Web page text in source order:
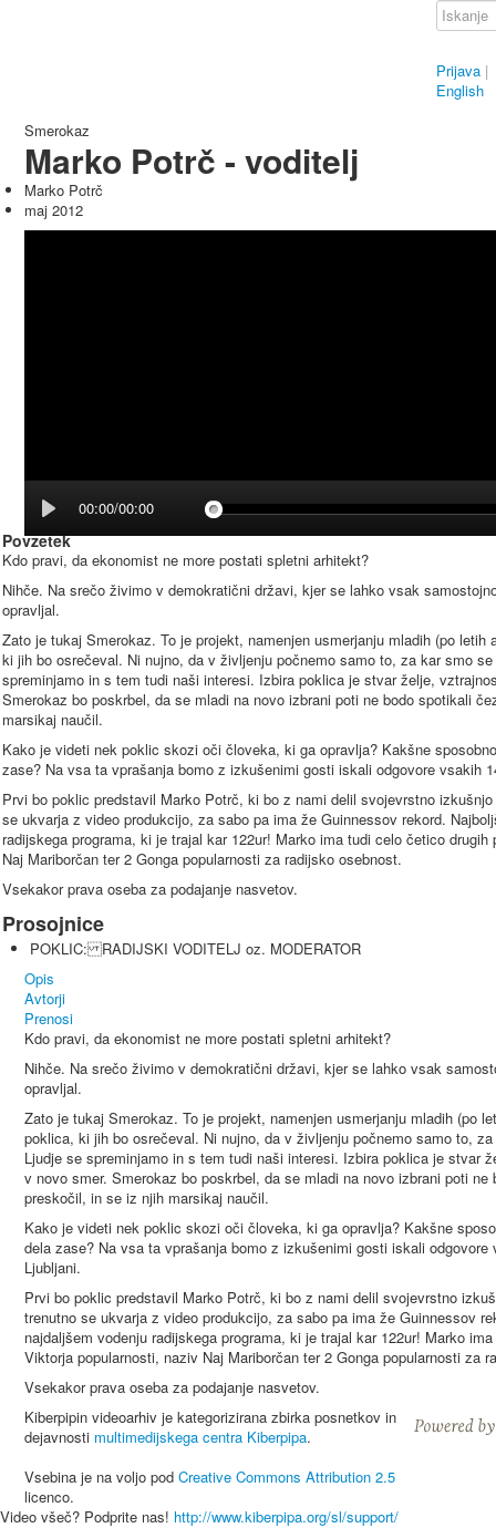
Prijava |
English
Smerokaz
Marko Potrč - voditelj
Marko Potrč
maj 2012
00:00/00:00
Povzetek
Kdo pravi, da ekonomist ne more postati spletni arhitekt?
Nihče. Na srečo živimo v demokratični državi, kjer se lahko vsak
opravljal.
Zato je tukaj Smerokaz. To je projekt, namenjen usmerjanju mladih (po
ki jih bo osrečeval. Ni nujno, da v življenju počnemo samo to, za kar smo
spreminjamo in s tem tudi naši interesi. Izbira poklica je stvar želje,
Smerokaz bo poskrbel, da se mladi na novo izbrani poti ne bodo spotikali
marsikaj naučil.
Kako je videti nek poklic skozi oči človeka, ki ga opravlja? Kakšne
zase? Na vsa ta vprašanja bomo z izkušenimi gosti iskali odgovore vsakih
Prvi bo poklic predstavil Marko Potrč, ki bo z nami delil svojevrstno
se ukvarja z video produkcijo, za sabo pa ima že Guinnessov rekord.
radijskega programa, ki je trajal kar 122ur! Marko ima tudi celo četico
Naj Mariborčan ter 2 Gonga popularnosti za radijsko osebnost.
Vsekakor prava oseba za podajanje nasvetov.
Prosojnice
POKLIC: RADIJSKI VODITELJ oz. MODERATOR
Opis
Avtorji
Prenosi
Kdo pravi, da ekonomist ne more postati spletni arhitekt?
Nihče. Na srečo živimo v demokratični državi, kjer se lahko vsak
opravljal.
Zato je tukaj Smerokaz. To je projekt, namenjen usmerjanju mladih (po
poklica, ki jih bo osrečeval. Ni nujno, da v življenju počnemo samo to,
Ljudje se spreminjamo in s tem tudi naši interesi. Izbira poklica je stvar
v novo smer. Smerokaz bo poskrbel, da se mladi na novo izbrani poti
preskočil, in se iz njih marsikaj naučil.
Kako je videti nek poklic skozi oči človeka, ki ga opravlja? Kakšne
dela zase? Na vsa ta vprašanja bomo z izkušenimi gosti iskali
Ljubljani.
Prvi bo poklic predstavil Marko Potrč, ki bo z nami delil svojevrstno
trenutno se ukvarja z video produkcijo, za sabo pa ima že Guinnessov
najdaljšem vodenju radijskega programa, ki je trajal kar 122ur! Marko
Viktorja popularnosti, naziv Naj Mariborčan ter 2 Gonga popularnosti za
Vsekakor prava oseba za podajanje nasvetov.
Kiberpipin videoarhiv je kategorizirana zbirka posnetkov in
dejavnosti multimedijskega centra Kiberpipa.
Vsebina je na voljo pod Creative Commons Attribution 2.5
licenco.
Video všeč? Podprite nas! http://www.kiberpipa.org/sl/support/